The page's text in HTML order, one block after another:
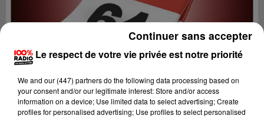
Le respect de votre vie privée est notre priorité
We and our (447) partnersdo the following data processing based on
your consent and/or our legitimate interest: Store and/or access
information on a device; Use limited data to select advertising; Create
profiles for personalised advertising; Use profiles to select personalised
Continuer sans accepter